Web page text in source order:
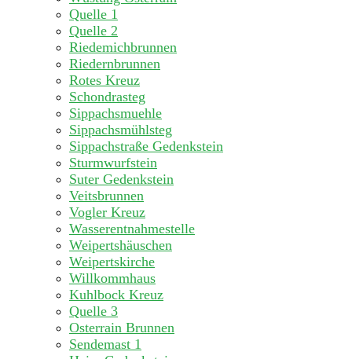
Quelle 1
Quelle 2
Riedemichbrunnen
Riedernbrunnen
Rotes Kreuz
Schondrasteg
Sippachsmuehle
Sippachsmühlsteg
Sippachstraße Gedenkstein
Sturmwurfstein
Suter Gedenkstein
Veitsbrunnen
Vogler Kreuz
Wasserentnahmestelle
Weipertshäuschen
Weipertskirche
Willkommhaus
Kuhlbock Kreuz
Quelle 3
Osterrain Brunnen
Sendemast 1